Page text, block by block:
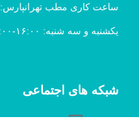
ساعت کاری مطب تهرانپارس:
یکشنبه و سه شنبه: ۱۶:۰۰-۱۹:۰۰
شبکه های اجتماعی